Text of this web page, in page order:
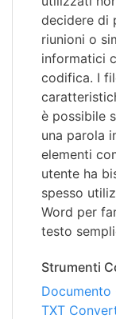
decidere di
riunioni o
informatici
codifica. I
è possibile
una parola
elementi
utente ha
spesso
Word per
testo
Strumenti
TXT